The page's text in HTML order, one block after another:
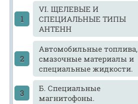
VI. ЩЕЛЕВЫЕ И
СПЕЦИАЛЬНЫЕ ТИПЫ
АНТЕНН
Автомобильные топлива,
смазочные материалы и
специальные жидкости.
Б. Специальные
магнитофоны.